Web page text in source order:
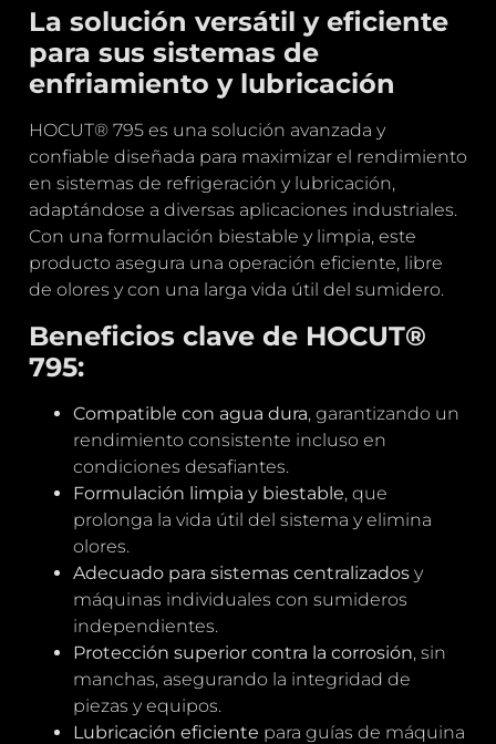
La solución versátil y eficiente
para sus sistemas de
enfriamiento y lubricación
HOCUT® 795 es una solución avanzada y
confiable diseñada para maximizar el rendimiento
en sistemas de refrigeración y lubricación,
adaptándose a diversas aplicaciones industriales.
Con una formulación biestable y limpia, este
producto asegura una operación eficiente, libre
de olores y con una larga vida útil del sumidero.
Beneficios clave de HOCUT®
795:
Compatible con agua dura, garantizando un
rendimiento consistente incluso en
condiciones desafiantes.
Formulación limpia y biestable, que
prolonga la vida útil del sistema y elimina
olores.
Adecuado para sistemas centralizados y
máquinas individuales con sumideros
independientes.
Protección superior contra la corrosión, sin
manchas, asegurando la integridad de
piezas y equipos.
Lubricación eficiente para guías de máquina